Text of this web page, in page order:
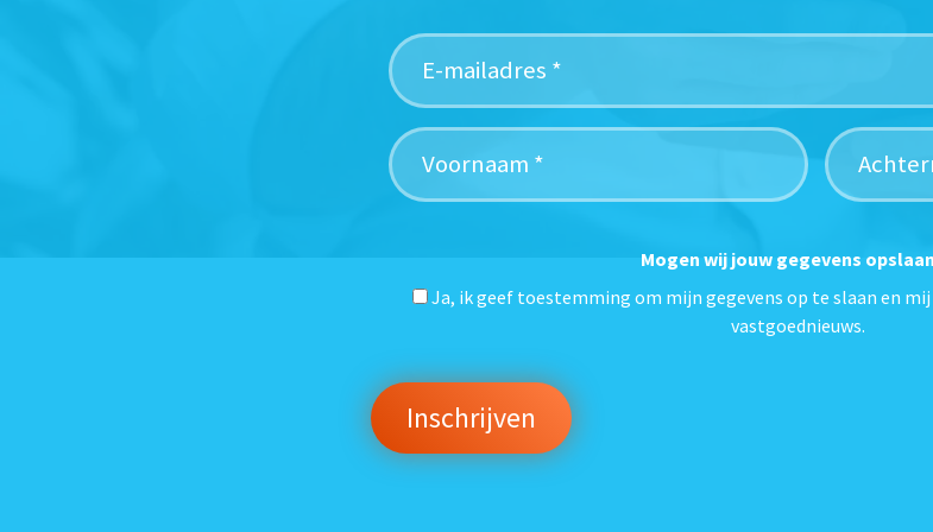
Mogen wij jouw gegevens
Ja, ik geef toestemming om mijn gegevens op te slaan en
vastgoednieuws.